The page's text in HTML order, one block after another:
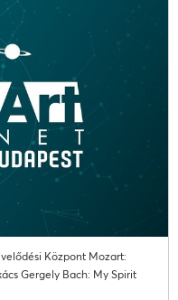
Központ Mozart:
Gergely Bach: My Spirit